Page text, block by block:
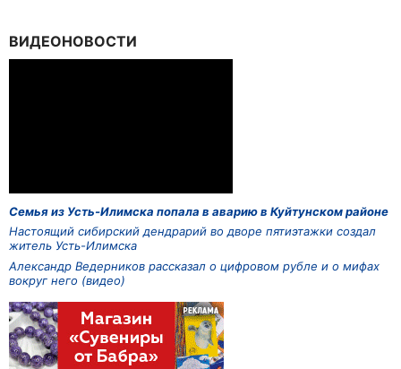
ВИДЕОНОВОСТИ
Семья из Усть-Илимска попала в аварию в Куйтунском районе
Настоящий сибирский дендрарий во дворе пятиэтажки создал
житель Усть-Илимска
Александр Ведерников рассказал о цифровом рубле и о мифах
вокруг него (видео)